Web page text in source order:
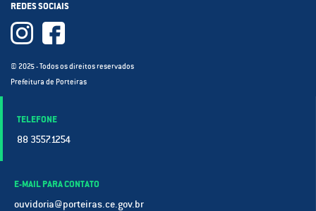
REDES SOCIAIS
© 2025 - Todos os direitos reservados
Prefeitura de Porteiras
TELEFONE
88 3557.1254
E-MAIL PARA CONTATO
ouvidoria@porteiras.ce.gov.br